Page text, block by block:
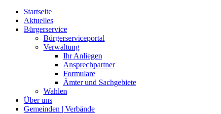
Startseite
Aktuelles
Bürgerservice
Bürgerserviceportal
Verwaltung
Ihr Anliegen
Ansprechpartner
Formulare
Ämter und Sachgebiete
Wahlen
Über uns
Gemeinden | Verbände